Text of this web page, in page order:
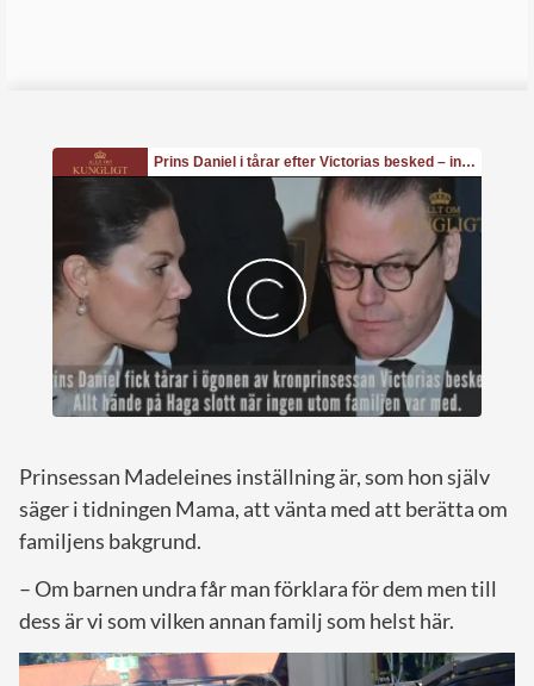
Prinsessan Madeleines inställning är, som hon själv
säger i tidningen Mama, att vänta med att berätta om
familjens bakgrund.
­– Om barnen undra får man förklara för dem men till
dess är vi som vilken annan familj som helst här.